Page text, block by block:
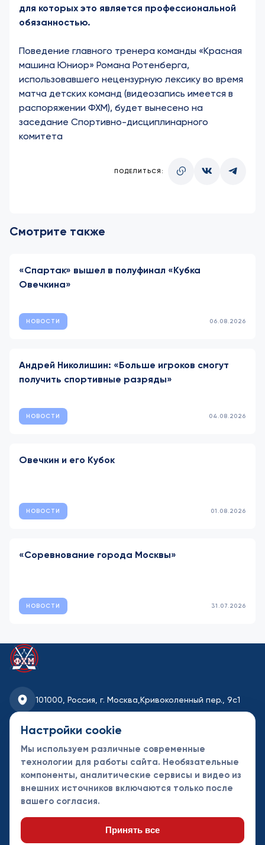
для которых это является профессиональной
обязанностью.
Поведение главного тренера команды «Красная
машина Юниор» Романа Ротенберга,
использовавшего нецензурную лексику во время
матча детских команд (видеозапись имеется в
распоряжении ФХМ), будет вынесено на
заседание Спортивно-дисциплинарного
комитета
ПОДЕЛИТЬСЯ:
Смотрите также
«Спартак» вышел в полуфинал «Кубка
Овечкина»
НОВОСТИ 06.08.2026
Андрей Николишин: «Больше игроков смогут
получить спортивные разряды»
НОВОСТИ 04.08.2026
Овечкин и его Кубок
НОВОСТИ 01.08.2026
«Соревнование города Москвы»
НОВОСТИ 31.07.2026
101000, Россия, г. Москва, Кривоколенный пер., 9с1
fhmoscow@mail.ru
8-495-621-35-95
Новости
Турниры
Контакты
партнеры
Настройки cookie
Мы используем различные современные
технологии для работы сайта. Необязательные
компоненты, аналитические сервисы и видео из
внешних источников включаются только после
вашего согласия.
Принять все